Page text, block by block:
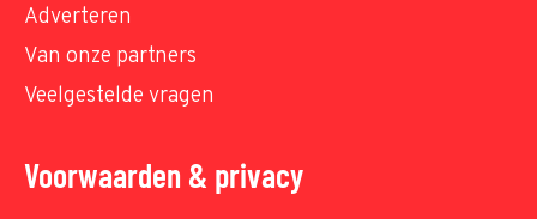
Adverteren
Van onze partners
Veelgestelde vragen
Voorwaarden & privacy